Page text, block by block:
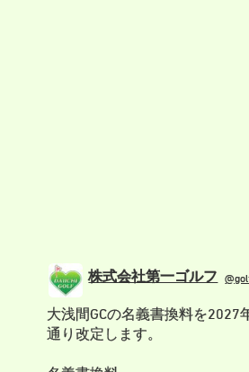
;
株式会社第一ゴルフ
大浅間GCの名義書換料を2027
通り改定します。